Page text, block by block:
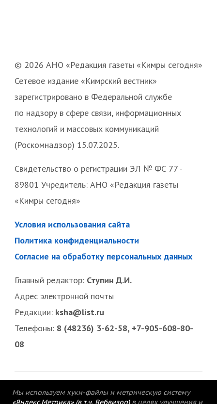
© 2026 АНО «Редакция газеты «Кимры сегодня»
Сетевое издание «Кимрский вестник»
зарегистрировано в Федеральной службе
по надзору в сфере связи, информационных
технологий и массовых коммуникаций
(Роскомнадзор) 15.07.2025.
Свидетельство о регистрации ЭЛ № ФС 77 -
89801 Учредитель: АНО «Редакция газеты
«Кимры сегодня»
Условия использования сайта
Политика конфиденциальности
Согласие на обработку персональных данных
Главный редактор: Ступин Д.И.
Адрес электронной почты
Редакции: ksha@list.ru
Телефоны: 8 (48236) 3-62-58, +7-905-608-80-
08
Мы используем куки-файлы и метрическую систему
«Яндекс.Метрика» (в т.ч. Вебвизор) в целях улучшения и